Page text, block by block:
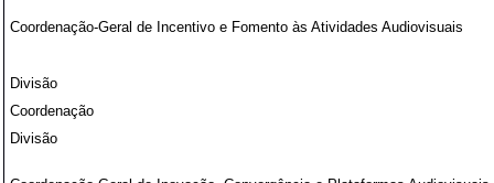
Coordenação-Geral de Incentivo e Fomento às Atividades Audiovisuais
Divisão
Coordenação
Divisão